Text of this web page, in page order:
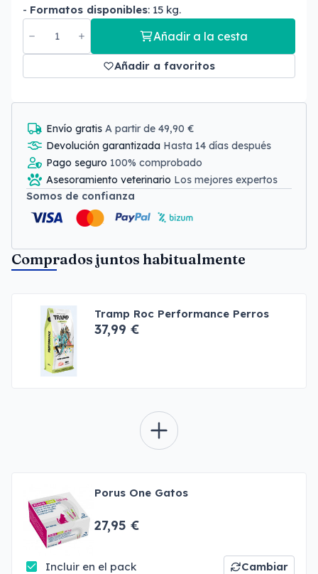
- Formatos disponibles: 15 kg.
Añadir a la cesta
Añadir a favoritos
Envío gratis A partir de 49,90 €
Devolución garantizada Hasta 14 días después
Pago seguro 100% comprobado
Asesoramiento veterinario Los mejores expertos
Somos de confianza
Comprados juntos habitualmente
Tramp Roc Performance Perros
37,99 €
Porus One Gatos
27,95 €
Incluir en el pack Cambiar